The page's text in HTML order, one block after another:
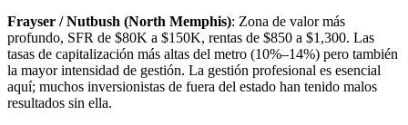
Frayser / Nutbush (North Memphis): Zona de valor más
profundo, SFR de $80K a $150K, rentas de $850 a $1,300. Las
tasas de capitalización más altas del metro (10%–14%) pero también
la mayor intensidad de gestión. La gestión profesional es esencial
aquí; muchos inversionistas de fuera del estado han tenido malos
resultados sin ella.